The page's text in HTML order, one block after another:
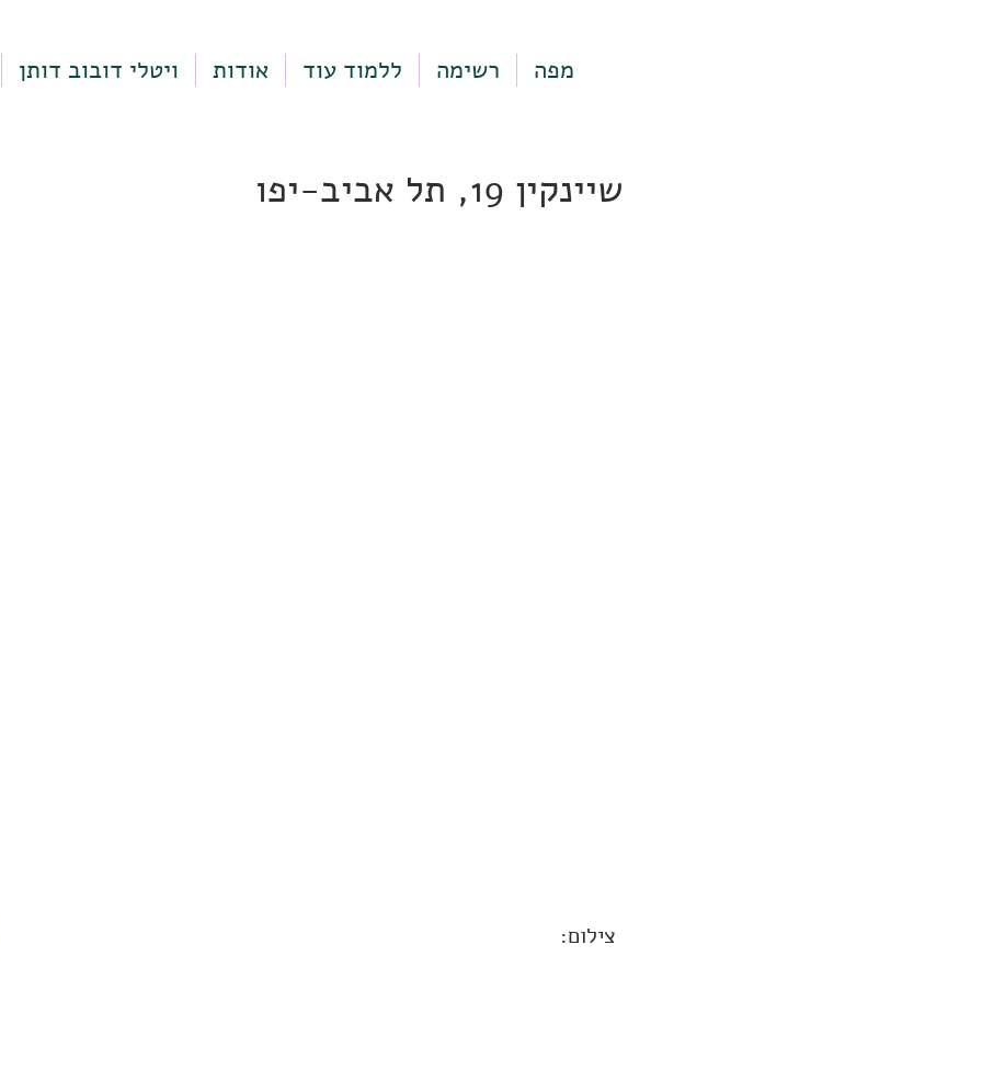
ויטלי דובוב דותן אודות ללמוד עוד רשימה מפה
שיינקין 19, תל אביב-יפו
צילום: